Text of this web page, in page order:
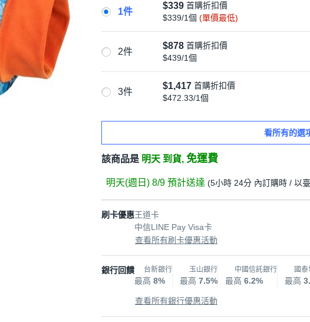
1件
$339 首購折扣價
$339/1個 (單價最低)
2件
$878 首購折扣價
$439/1個
3件
$1,417 首購折扣價
$472.33/1個
看所有的選
該商品是 明天 到貨, 免運費
明天(週日) 8/9 預計送達 (5小時 24分 內訂購時 / 以
刷卡優惠王道卡
中信LINE Pay Visa卡
查看所有刷卡優惠活動
銀行回饋 台新銀行
最高 8%
玉山銀行
最高 7.5%
中國信託銀行
最高 6.2%
國
最高
查看所有銀行優惠活動